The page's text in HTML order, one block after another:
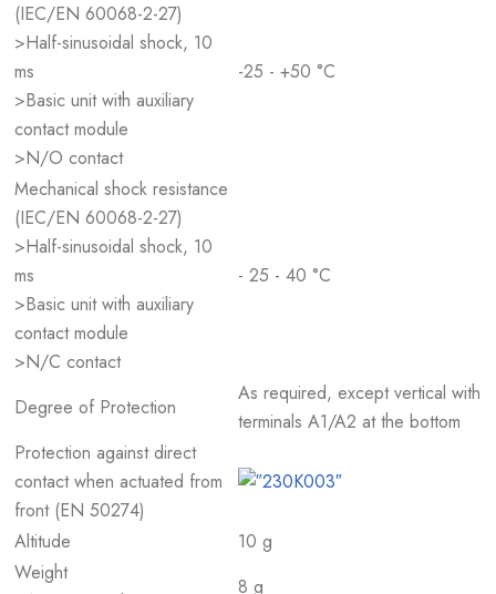
(IEC/EN 60068-2-27)
>Half-sinusoidal shock, 10
ms
>Basic unit with auxiliary
contact module
>N/O contact
-25 - +50 °C
Mechanical shock resistance
(IEC/EN 60068-2-27)
>Half-sinusoidal shock, 10
ms
>Basic unit with auxiliary
contact module
>N/C contact
- 25 - 40 °C
Degree of Protection
As required, except vertical with
terminals A1/A2 at the bottom
Protection against direct
contact when actuated from
front (EN 50274)
Altitude
10 g
Weight
8 g